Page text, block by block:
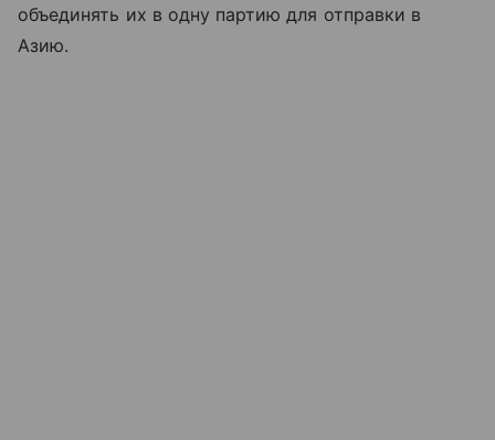
объединять их в одну партию для отправки в
Азию.